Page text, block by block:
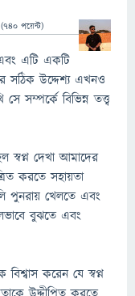
(740 পয়েন্ট)
এটি একটি
সঠিক উদ্দেশ্য এখনও
সম্পর্কে বিভিন্ন তত্ত্ব
স্বপ্ন দেখা আমাদের
করতে সহায়তা
পুনরায় খেলতে এবং
বুঝতে এবং
করেন যে স্বপ্ন